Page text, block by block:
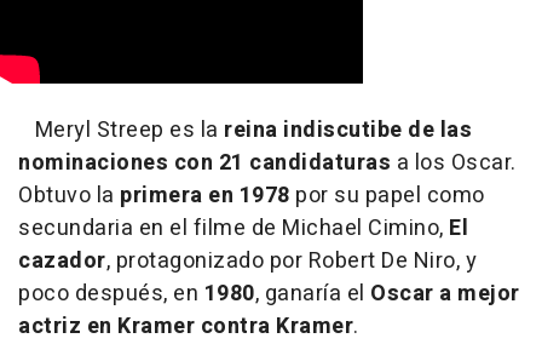
Meryl Streep es la reina indiscutibe de las
nominaciones con 21 candidaturas a los Oscar.
Obtuvo la primera en 1978 por su papel como
secundaria en el filme de Michael Cimino, El
cazador, protagonizado por Robert De Niro, y
poco después, en 1980, ganaría el Oscar a mejor
actriz en Kramer contra Kramer.